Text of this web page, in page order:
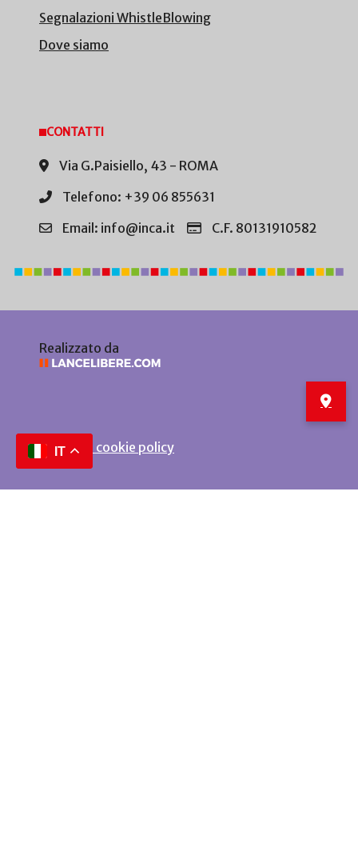
Segnalazioni WhistleBlowing
Dove siamo
CONTATTI
Via G.Paisiello, 43 - ROMA
Telefono: +39 06 855631
Email: info@inca.it
C.F. 80131910582
Realizzato da
Privacy e cookie policy
IT